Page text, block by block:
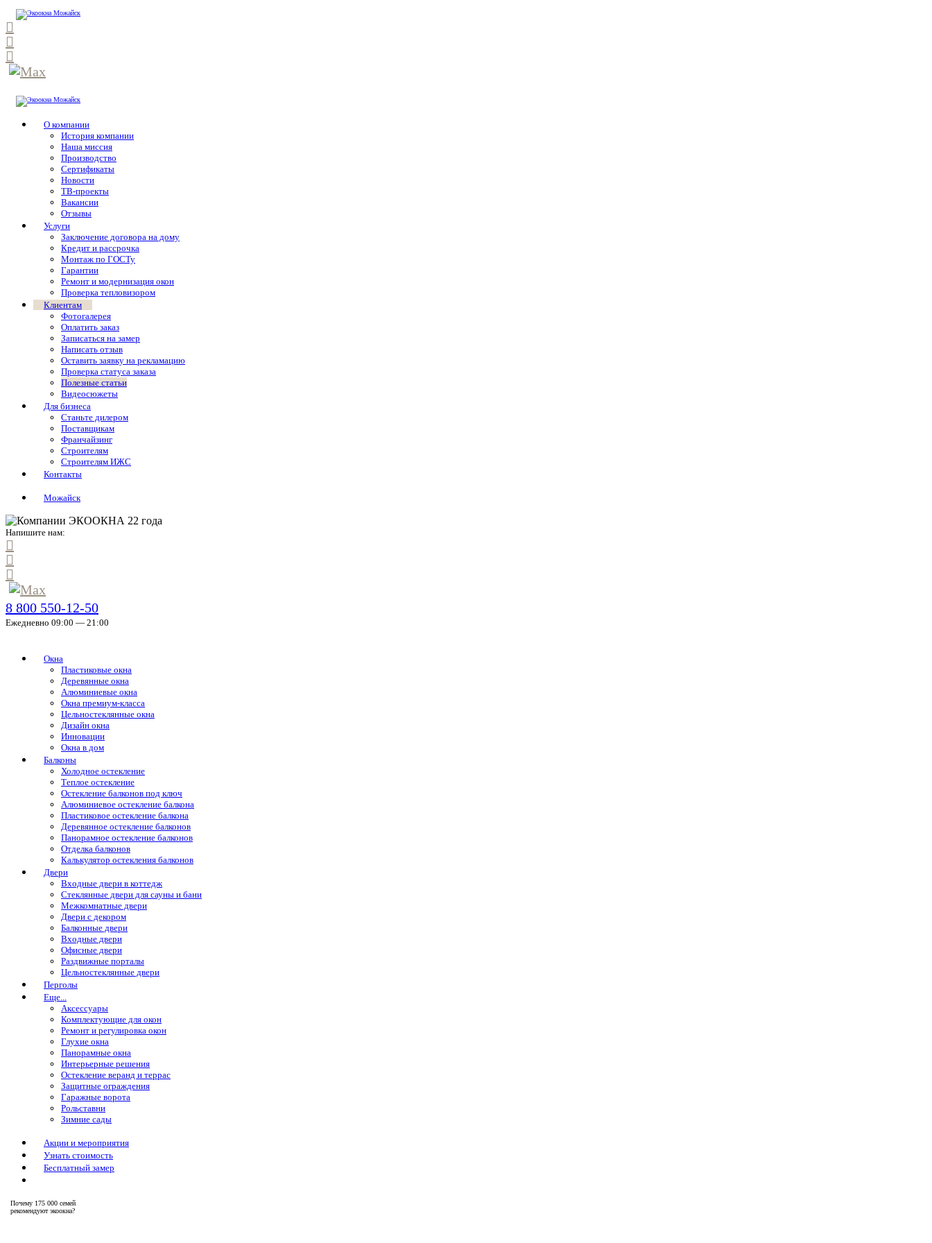
О компании
История компании
Наша миссия
Производство
Сертификаты
Новости
ТВ-проекты
Вакансии
Отзывы
Услуги
Заключение договора на дому
Кредит и рассрочка
Монтаж по ГОСТу
Гарантии
Ремонт и модернизация окон
Проверка тепловизором
Клиентам
Фотогалерея
Оплатить заказ
Записаться на замер
Написать отзыв
Оставить заявку на рекламацию
Проверка статуса заказа
Полезные статьи
Видеосюжеты
Для бизнеса
Станьте дилером
Поставщикам
Франчайзинг
Строителям
Строителям ИЖС
Контакты
Можайск
Напишите нам:
8 800 550-12-50
Ежедневно 09:00 — 21:00
Окна
Пластиковые окна
Деревянные окна
Алюминиевые окна
Окна премиум-класса
Цельностеклянные окна
Дизайн окна
Инновации
Окна в дом
Балконы
Холодное остекление
Теплое остекление
Остекление балконов под ключ
Алюминиевое остекление балкона
Пластиковое остекление балкона
Деревянное остекление балконов
Панорамное остекление балконов
Отделка балконов
Калькулятор остекления балконов
Двери
Входные двери в коттедж
Стеклянные двери для сауны и бани
Межкомнатные двери
Двери с декором
Балконные двери
Входные двери
Офисные двери
Раздвижные порталы
Цельностеклянные двери
Перголы
Еще...
Аксессуары
Комплектующие для окон
Ремонт и регулировка окон
Глухие окна
Панорамные окна
Интерьерные решения
Остекление веранд и террас
Защитные ограждения
Гаражные ворота
Рольставни
Зимние сады
Акции и мероприятия
Узнать стоимость
Бесплатный замер
Почему 175 000 семей
рекомендуют экоокна?